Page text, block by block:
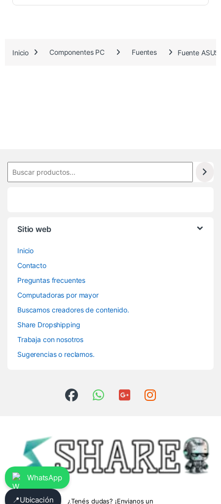
0
.
Inicio Componentes PC Fuentes Fuente
Sitio web
Inicio
Contacto
Preguntas frecuentes
Computadoras por mayor
Buscamos creadores de contenido.
Share Dropshipping
Trabaja con nosotros
Sugerencias o reclamos.
¿Tenés dudas? ¡Envianos un
WhatsApp
📍Ubicación